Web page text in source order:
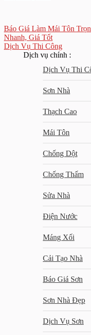
Báo Giá Làm Mái Tôn
Nhanh, Giá Tốt
Dịch Vụ Thi Công
Dịch vụ chính :
Dịch Vụ Thi
Sơn Nhà
Thạch Cao
Mái Tôn
Chống Dột
Chống Thấm
Sửa Nhà
Điện Nước
Máng Xối
Cải Tạo Nhà
Báo Giá Sơn
Sơn Nhà Đẹp
Dịch Vụ Sơn